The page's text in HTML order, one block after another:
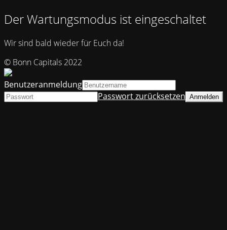
Der Wartungsmodus ist eingeschaltet
Wir sind bald wieder für Euch da!
© Bonn Capitals 2022
Benutzeranmeldung
Passwort zurücksetzen